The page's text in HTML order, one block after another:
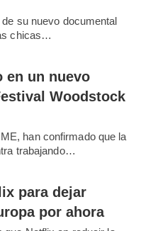
su nuevo documental
chicas…
en un nuevo
Woodstock
han confirmado que la
trabajando…
para dejar
por ahora